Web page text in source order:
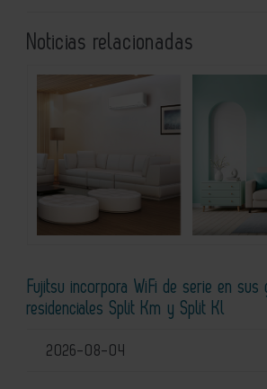
Noticias relacionadas
Fujitsu incorpora WiFi de serie en sus
residenciales Split Km y Split Kl
2026-08-04